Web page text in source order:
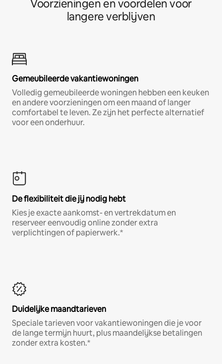
Voorzieningen en voordelen voor
langere verblijven
Gemeubileerde vakantiewoningen
Volledig gemeubileerde woningen hebben een keuken
en andere voorzieningen om een maand of langer
comfortabel te leven. Ze zijn het perfecte alternatief
voor een onderhuur.
De flexibiliteit die jij nodig hebt
Kies je exacte aankomst- en vertrekdatum en
reserveer eenvoudig online zonder extra
verplichtingen of papierwerk.*
Duidelijke maandtarieven
Speciale tarieven voor vakantiewoningen die je voor
de lange termijn huurt, plus maandelijkse betalingen
zonder extra kosten.*